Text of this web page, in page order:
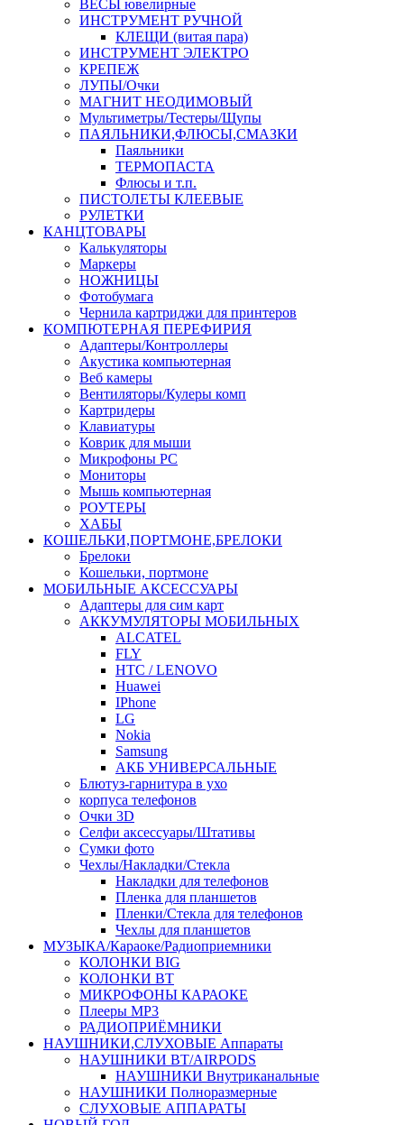
ВЕСЫ ювелирные
ИНСТРУМЕНТ РУЧНОЙ
КЛЕЩИ (витая пара)
ИНСТРУМЕНТ ЭЛЕКТРО
КРЕПЕЖ
ЛУПЫ/Очки
МАГНИТ НЕОДИМОВЫЙ
Мультиметры/Тестеры/Щупы
ПАЯЛЬНИКИ,ФЛЮСЫ,СМАЗКИ
Паяльники
ТЕРМОПАСТА
Флюсы и т.п.
ПИСТОЛЕТЫ КЛЕЕВЫЕ
РУЛЕТКИ
КАНЦТОВАРЫ
Калькуляторы
Маркеры
НОЖНИЦЫ
Фотобумага
Чернила картриджи для принтеров
КОМПЮТЕРНАЯ ПЕРЕФИРИЯ
Адаптеры/Контроллеры
Акустика компьютерная
Веб камеры
Вентиляторы/Кулеры комп
Картридеры
Клавиатуры
Коврик для мыши
Микрофоны PC
Мониторы
Мышь компьютерная
РОУТЕРЫ
ХАБЫ
КОШЕЛЬКИ,ПОРТМОНЕ,БРЕЛОКИ
Брелоки
Кошельки, портмоне
МОБИЛЬНЫЕ АКСЕССУАРЫ
Адаптеры для сим карт
АККУМУЛЯТОРЫ МОБИЛЬНЫХ
ALCATEL
FLY
HTC / LENOVO
Huawei
IPhone
LG
Nokia
Samsung
АКБ УНИВЕРСАЛЬНЫЕ
Блютуз-гарнитура в ухо
корпуса телефонов
Очки 3D
Селфи аксессуары/Штативы
Сумки фото
Чехлы/Накладки/Стекла
Накладки для телефонов
Пленка для планшетов
Пленки/Стекла для телефонов
Чехлы для планшетов
МУЗЫКА/Караоке/Радиоприемники
КОЛОНКИ BIG
КОЛОНКИ BT
МИКРОФОНЫ КАРАОКЕ
Плееры MP3
РАДИОПРИЁМНИКИ
НАУШНИКИ,СЛУХОВЫЕ Аппараты
НАУШНИКИ BT/AIRPODS
НАУШНИКИ Внутриканальные
НАУШНИКИ Полноразмерные
СЛУХОВЫЕ АППАРАТЫ